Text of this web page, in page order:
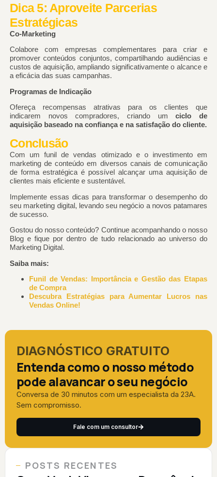
Dica 5: Aproveite Parcerias
Estratégicas
Co-Marketing
Colabore com empresas complementares para criar e
promover conteúdos conjuntos, compartilhando audiências e
custos de aquisição, ampliando significativamente o alcance e
a eficácia das suas campanhas.
Programas de Indicação
Ofereça recompensas atrativas para os clientes que
indicarem novos compradores, criando um ciclo de
aquisição baseado na confiança e na satisfação do cliente.
Conclusão
Com um funil de vendas otimizado e o investimento em
marketing de conteúdo em diversos canais de comunicação
de forma estratégica é possível alcançar uma aquisição de
clientes mais eficiente e sustentável.
Implemente essas dicas para transformar o desempenho do
seu marketing digital, levando seu negócio a novos patamares
de sucesso.
Gostou do nosso conteúdo? Continue acompanhando o nosso
Blog e fique por dentro de tudo relacionado ao universo do
Marketing Digital.
Saiba mais:
Funil de Vendas: Importância e Gestão das Etapas
de Compra
Descubra Estratégias para Aumentar Lucros nas
Vendas Online!
DIAGNÓSTICO GRATUITO
Entenda como o nosso método
pode alavancar o seu negócio
Conversa de 30 minutos com um especialista da 23A.
Sem compromisso.
Fale com um consultor
POSTS RECENTES